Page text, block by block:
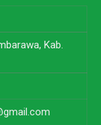
Kab.